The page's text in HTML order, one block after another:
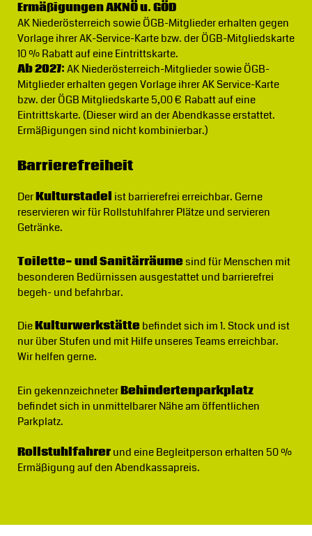
Ermäßigungen AKNÖ u. GÖD
AK Niederösterreich sowie ÖGB-Mitglieder erhalten gegen
Vorlage ihrer AK-Service-Karte bzw. der ÖGB-Mitgliedskarte
10 % Rabatt auf eine Eintrittskarte.
Ab 2027:AK Niederösterreich-Mitglieder sowie ÖGB-
Mitglieder erhalten gegen Vorlage ihrer AK Service-Karte
bzw. der ÖGB Mitgliedskarte 5,00 € Rabatt auf eine
Eintrittskarte. (Dieser wird an der Abendkasse erstattet.
Ermäßigungen sind nicht kombinierbar.)
Barrierefreiheit
DerKulturstadel ist barrierefrei erreichbar. Gerne
reservieren wir für Rollstuhlfahrer Plätze und servieren
Getränke.
Toilette- und Sanitärräumesind für Menschen mit
besonderen Bedürnissen ausgestattet und barrierefrei
begeh- und befahrbar.
DieKulturwerkstättebefindet sich im 1. Stock und ist
nur über Stufen und mit Hilfe unseres Teams erreichbar.
Wir helfen gerne.
Ein gekennzeichneterBehindertenparkplatz
befindet sich in unmittelbarer Nähe am öffentlichen
Parkplatz.
Rollstuhlfahrerund eine Begleitperson erhalten 50 %
Ermäßigung auf den Abendkassapreis.